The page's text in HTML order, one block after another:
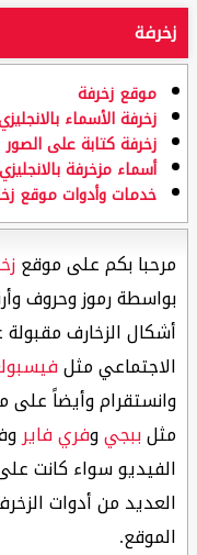
زخرفة
موقع زخرفة
زخرفة الأسماء
زخرفة كتابة على الصور
أسماء مزخرفة
خدمات وأدوات موقع
مرحبا بكم على موقع
بواسطة رموز وحروف
أشكال الزخارف
الاجتماعي مثل
وانستقرام وأيضاً على
مثلببجيوفري فاير
الفيديو سواء كانت
العديد من أدوات
الموقع.